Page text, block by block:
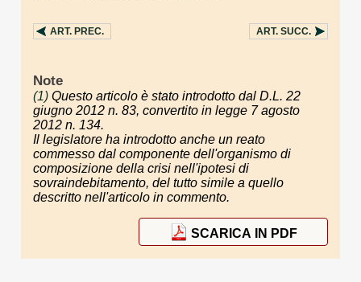
ART. PREC. ART. SUCC.
Note
(1) Questo articolo è stato introdotto dal D.L. 22
giugno 2012 n. 83, convertito in legge 7 agosto
2012 n. 134.
Il legislatore ha introdotto anche un reato
commesso dal componente dell'organismo di
composizione della crisi nell'ipotesi di
sovraindebitamento, del tutto simile a quello
descritto nell'articolo in commento.
SCARICA IN PDF